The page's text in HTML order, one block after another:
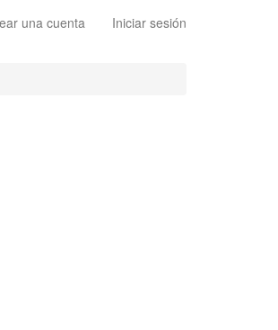
una cuenta Iniciar sesión